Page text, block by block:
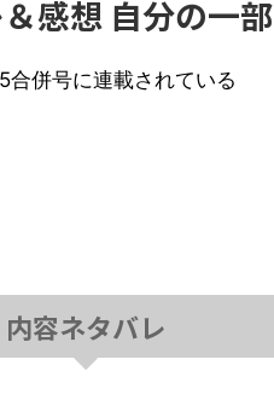
感想 自分の一部
併号に連載されている
内容ネタバレ